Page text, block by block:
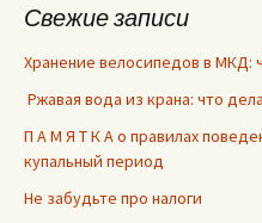
Свежие записи
Хранение велосипедов в МКД:
Ржавая вода из крана: что
П А М Я Т К А о правилах
купальный период
Не забудьте про налоги